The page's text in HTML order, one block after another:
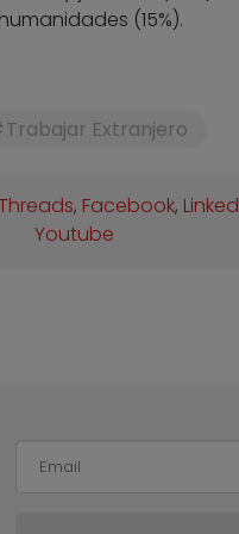
(15%).
Trabajar Extranjero
, Facebook,
Youtube